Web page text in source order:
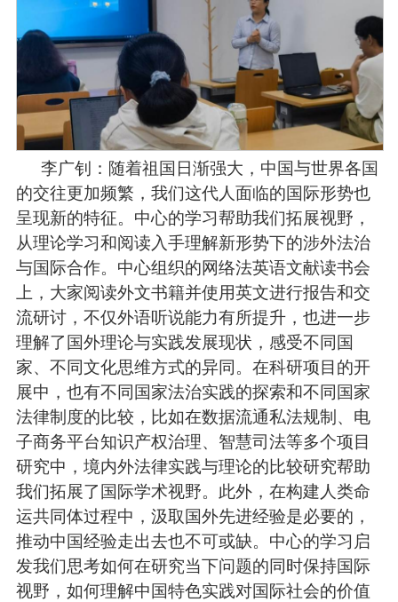
李广钊：随着祖国日渐强大，中国与世界各国
的交往更加频繁，我们这代人面临的国际形势也
呈现新的特征。中心的学习帮助我们拓展视野，
从理论学习和阅读入手理解新形势下的涉外法治
与国际合作。中心组织的网络法英语文献读书会
上，大家阅读外文书籍并使用英文进行报告和交
流研讨，不仅外语听说能力有所提升，也进一步
理解了国外理论与实践发展现状，感受不同国
家、不同文化思维方式的异同。在科研项目的开
展中，也有不同国家法治实践的探索和不同国家
法律制度的比较，比如在数据流通私法规制、电
子商务平台知识产权治理、智慧司法等多个项目
研究中，境内外法律实践与理论的比较研究帮助
我们拓展了国际学术视野。此外，在构建人类命
运共同体过程中，汲取国外先进经验是必要的，
推动中国经验走出去也不可或缺。中心的学习启
发我们思考如何在研究当下问题的同时保持国际
视野，如何理解中国特色实践对国际社会的价值